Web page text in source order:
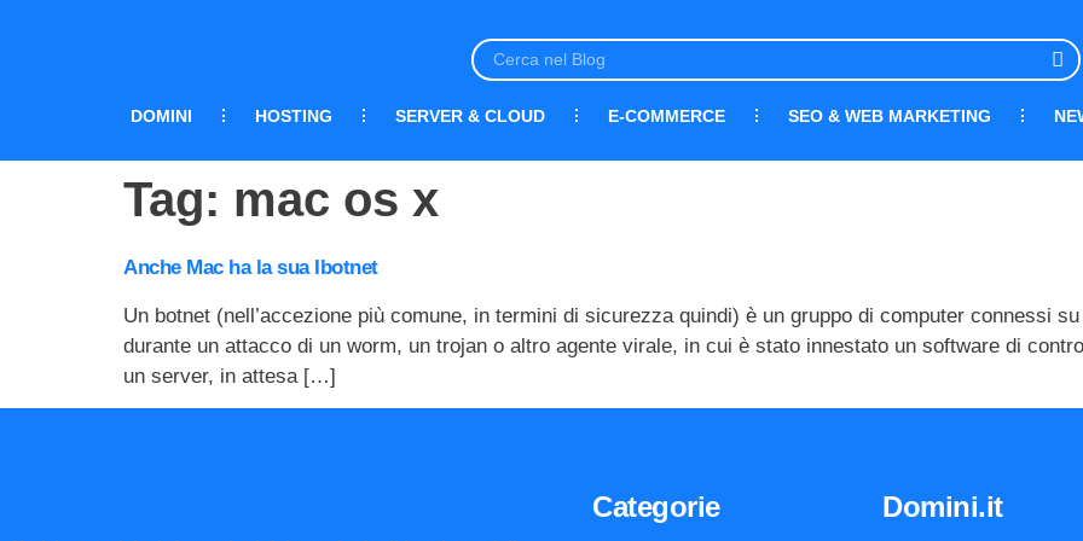
DOMINI HOSTING SERVER & CLOUD E-COMMERCE SEO & WEB MARKETING
Tag: mac os x
Anche Mac ha la sua Ibotnet
Un botnet (nell’accezione più comune, in termini di sicurezza quindi) è un gruppo di computer connessi
durante un attacco di un worm, un trojan o altro agente virale, in cui è stato innestato un software di
un server, in attesa […]
Categorie Domini.it